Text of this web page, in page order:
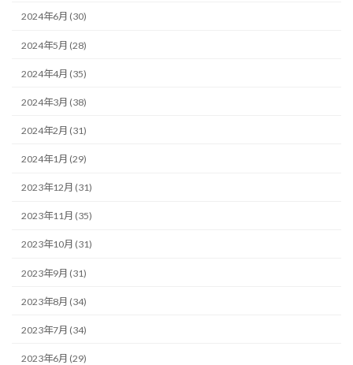
2024年6月 (30)
2024年5月 (28)
2024年4月 (35)
2024年3月 (38)
2024年2月 (31)
2024年1月 (29)
2023年12月 (31)
2023年11月 (35)
2023年10月 (31)
2023年9月 (31)
2023年8月 (34)
2023年7月 (34)
2023年6月 (29)